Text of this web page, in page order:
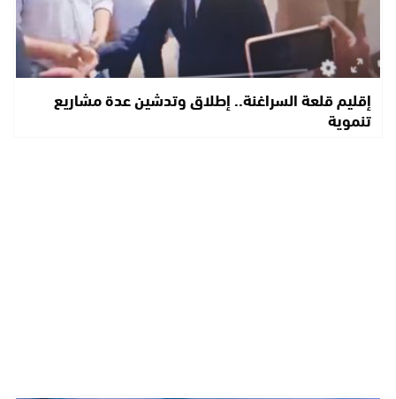
إقليم قلعة السراغنة.. إطلاق وتدشين عدة مشاريع
تنموية